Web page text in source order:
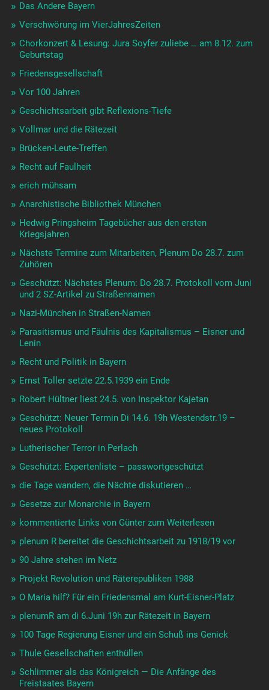
Das Andere Bayern
Verschwörung im VierJahresZeiten
Chorkonzert & Lesung: Jura Soyfer zuliebe … am 8.12. zum
Geburtstag
Friedensgesellschaft
Vor 100 Jahren
Geschichtsarbeit gibt Reflexions-Tiefe
Vollmar und die Rätezeit
Brücken-Leute-Treffen
Recht auf Faulheit
erich mühsam
Anarchistische Bibliothek München
Hedwig Pringsheim Tagebücher aus den ersten
Kriegsjahren
Nächste Termine zum Mitarbeiten, Plenum Do 28.7. zum
Zuhören
Geschützt: Nächstes Plenum: Do 28.7. Protokoll vom Juni
und 2 SZ-Artikel zu Straßennamen
Nazi-München in Straßen-Namen
Parasitismus und Fäulnis des Kapitalismus – Eisner und
Lenin
Recht und Politik in Bayern
Ernst Toller setzte 22.5.1939 ein Ende
Robert Hültner liest 24.5. von Inspektor Kajetan
Geschützt: Neuer Termin Di 14.6. 19h Westendstr.19 –
neues Protokoll
Lutherischer Terror in Perlach
Geschützt: Expertenliste – passwortgeschützt
die Tage wandern, die Nächte diskutieren …
Gesetze zur Monarchie in Bayern
kommentierte Links von Günter zum Weiterlesen
plenum R bereitet die Geschichtsarbeit zu 1918/19 vor
90 Jahre stehen im Netz
Projekt Revolution und Räterepubliken 1988
O Maria hilf? Für ein Friedensmal am Kurt-Eisner-Platz
plenumR am di 6.Juni 19h zur Rätezeit in Bayern
100 Tage Regierung Eisner und ein Schuß ins Genick
Thule Gesellschaften enthüllen
Schlimmer als das Königreich — Die Anfänge des
Freistaates Bayern